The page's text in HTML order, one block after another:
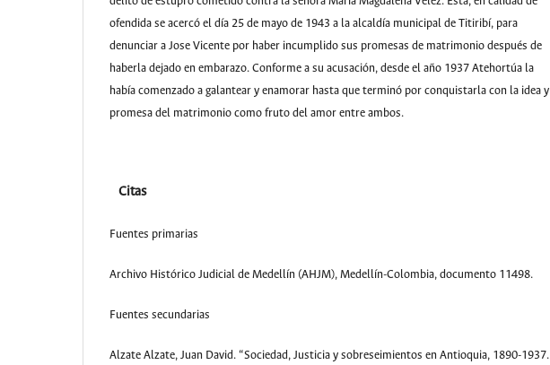
ofendida se acercó el día 25 de mayo de 1943 a la alcaldía municipal de Titiribí, para
denunciar a Jose Vicente por haber incumplido sus promesas de matrimonio después de
haberla dejado en embarazo. Conforme a su acusación, desde el año 1937 Atehortúa la
había comenzado a galantear y enamorar hasta que terminó por conquistarla con la idea y
promesa del matrimonio como fruto del amor entre ambos.
Citas
Fuentes primarias
Archivo Histórico Judicial de Medellín (AHJM), Medellín-Colombia, documento 11498.
Fuentes secundarias
Alzate Alzate, Juan David. “Sociedad, Justicia y sobreseimientos en Antioquia, 1890-1937.